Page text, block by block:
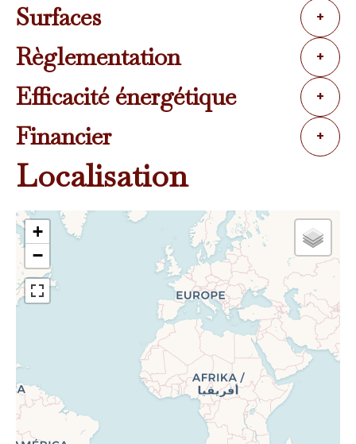
Surfaces +
Règlementation +
Efficacité énergétique +
Financier +
Localisation
+
−